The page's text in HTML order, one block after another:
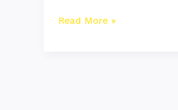
Read More »